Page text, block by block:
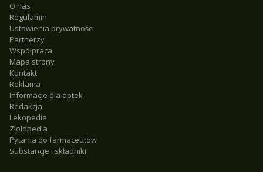
O nas
Regulamin
Ustawienia prywatności
Partnerzy
Współpraca
Mapa strony
Kontakt
Reklama
Informacje dla aptek
Redakcja
Lekopedia
Ziołopedia
Pytania do farmaceutów
Substancje i składniki